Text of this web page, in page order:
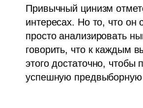
Привычный цинизм
интересах. Но то, что он
просто анализировать
говорить, что к каждым
этого достаточно,
успешную